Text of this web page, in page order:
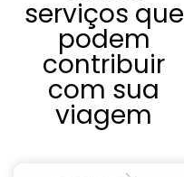
serviços que
podem
contribuir
com sua
viagem